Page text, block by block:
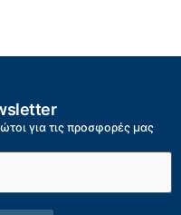
για τις προσφορές μας